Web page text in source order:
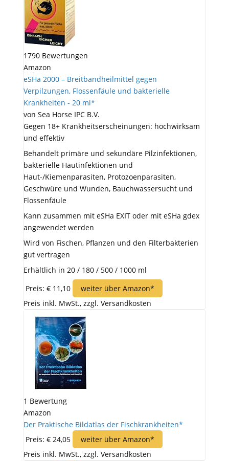
1790 Bewertungen
Amazon
eSHa 2000 – Breitbandheilmittel gegen
Verpilzungen, Flossenfäule und bakterielle
Krankheiten - 20 ml*
von Sea Horse IPC B.V.
Gegen 18+ Krankheitserscheinungen: hochwirksam
und effektiv
Behandelt primäre und sekundäre Pilzinfektionen,
bakterielle Hautinfektionen und
Haut-/Kiemenparasiten, Protozoenparasiten,
Geschwüre und Wunden, Bauchwassersucht und
Flossenfäule
Kann zusammen mit eSHa EXIT oder mit eSHa gdex
angewendet werden
Wird von Fischen, Pflanzen und den Filterbakterien
gut vertragen
Erhältlich in 20 / 180 / 500 / 1000 ml
Preis: € 11,10
weiter über Amazon*
Preis inkl. MwSt., zzgl. Versandkosten
1 Bewertung
Amazon
Der Praktische Bildatlas der Fischkrankheiten*
Preis: € 24,05
weiter über Amazon*
Preis inkl. MwSt., zzgl. Versandkosten